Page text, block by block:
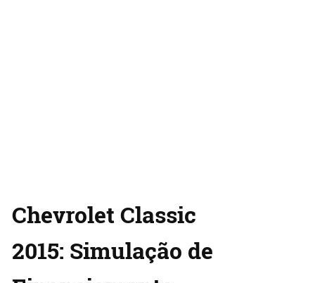
Chevrolet Classic
2015: Simulação de